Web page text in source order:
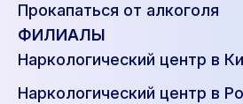
Прокапаться от алкоголя
ФИЛИАЛЫ
Наркологический центр в
Наркологический центр в